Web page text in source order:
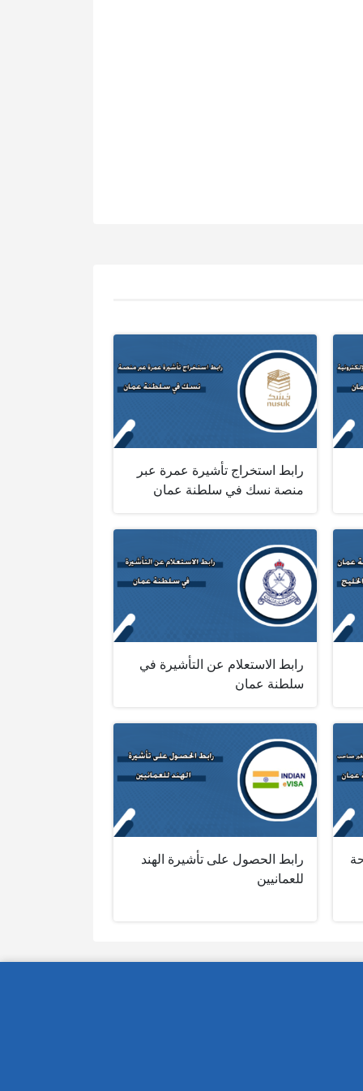
رابط استخراج تأشيرة عمرة عبر
منصة نسك في سلطنة عمان
رابط الاستعلام عن التأشيرة في
سلطنة عمان
رابط الحصول على تأشيرة الهند
للعمانيين